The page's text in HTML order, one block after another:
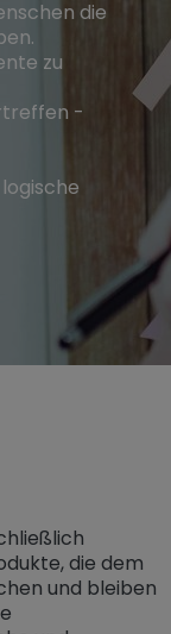
die
zu
-
Group“
die dem
und bleiben